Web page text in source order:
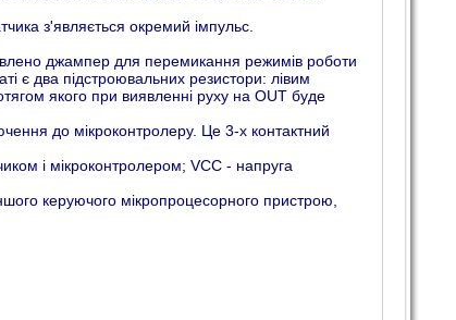
з'являється окремий імпульс.
джампер для перемикання режимів роботи
є два підстроювальних резистори: лівим
якого при виявленні руху на OUT буде
до мікроконтролеру. Це 3-х контактний
і мікроконтролером; VCC - напруга
керуючого мікропроцесорного пристрою,